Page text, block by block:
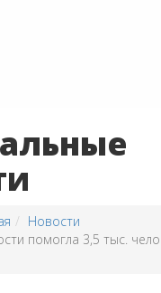
Новости
помогла 3,5 тыс.